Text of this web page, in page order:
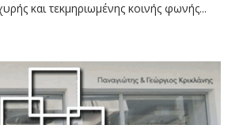
και τεκμηριωμένης κοινής φωνής...